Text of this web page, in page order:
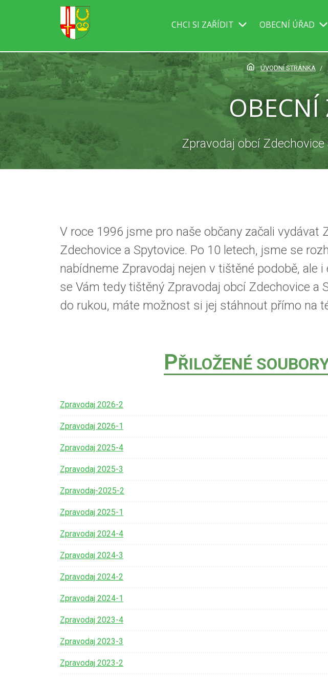
CHCI SI ZAŘÍDIT OBECNÍ ÚŘAD
ÚVODNÍ STRÁNKA
OBECNÍ
Zpravodaj obcí
V roce 1996 jsme pro naše občany začali vydávat
Zdechovice a Spytovice. Po 10 letech, jsme se
nabídneme Zpravodaj nejen v tištěné podobě, ale i
se Vám tedy tištěný Zpravodaj obcí Zdechovice a
do rukou, máte možnost si jej stáhnout přímo na
PŘILOŽENÉ
Zpravodaj 2026-2
Zpravodaj 2026-1
Zpravodaj 2025-4
Zpravodaj 2025-3
Zpravodaj-2025-2
Zpravodaj 2025-1
Zpravodaj 2024-4
Zpravodaj 2024-3
Zpravodaj 2024-2
Zpravodaj 2024-1
Zpravodaj 2023-4
Zpravodaj 2023-3
Zpravodaj 2023-2